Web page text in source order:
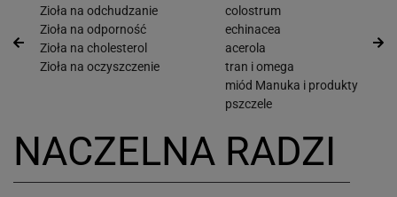
Zioła na odchudzanie
Zioła na odporność
Zioła na cholesterol
Zioła na oczyszczenie
colostrum
echinacea
acerola
tran i omega
miód Manuka i produkty
pszczele
NACZELNA RADZI